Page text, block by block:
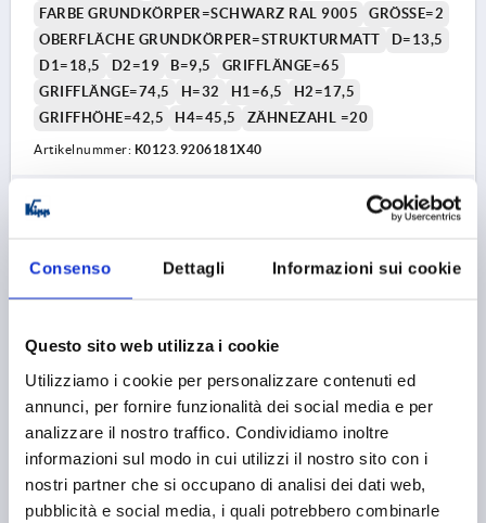
Consenso Dettagli Informazioni sui cookie
Questo sito web utilizza i cookie
Utilizziamo i cookie per personalizzare contenuti ed
annunci, per fornire funzionalità dei social media e per
analizzare il nostro traffico. Condividiamo inoltre
informazioni sul modo in cui utilizzi il nostro sito con i
nostri partner che si occupano di analisi dei dati web,
pubblicità e social media, i quali potrebbero combinarle
FARBE GRUNDKÖRPER=SCHWARZ RAL 9005
GRÖSSE=2
OBERFLÄCHE GRUNDKÖRPER=STRUKTURMATT
D=13,5
D1=18,5
D2=19 B=9,5
GRIFFLÄNGE=65
GRIFFLÄNGE=74,5
H=32 H1=6,5
H2=17,5
GRIFFHÖHE=42,5
H4=45,5 ZÄHNEZAHL =20
Artikelnummer: K0123.9206181X40
9,70 €
zzgl. MwSt.
DETAILS
K0123 STM
KLEMMHEBEL MIT SCHUTZKAPPE GR.2 M06X50, ZINK
SCHWARZ RAL9005 STRUKTURMATT,